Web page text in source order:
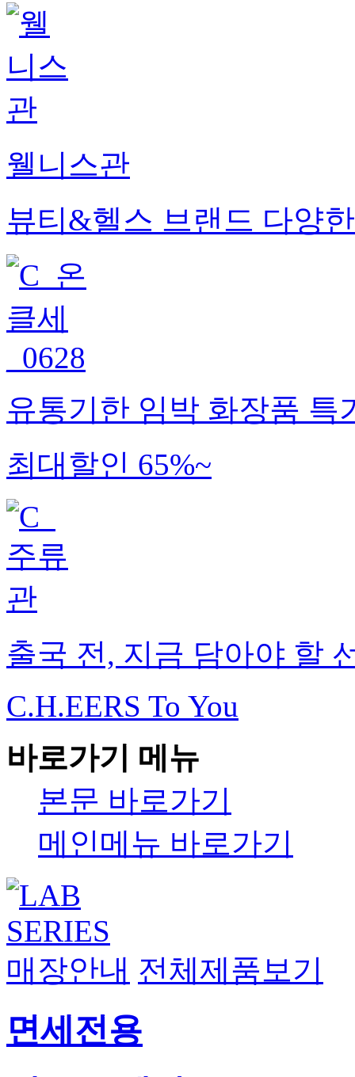
웰니스관
뷰티&헬스 브랜드 다양
유통기한 임박 화장품 특
최대할인 65%~
출국 전, 지금 담아야 할
C.H.EERS To You
바로가기 메뉴
본문 바로가기
메인메뉴 바로가기
매장안내 전체제품보기
면세전용